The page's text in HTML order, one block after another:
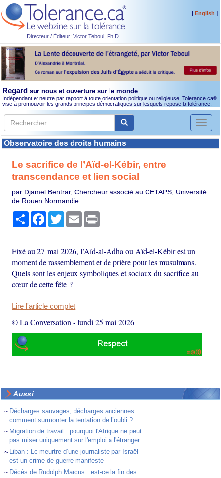
Directeur / Éditeur: Victor Teboul, Ph.D.
[English ]
Regard sur nous et ouverture sur le monde
Indépendant et neutre par rapport à toute orientation politique ou religieuse, Tolerance.ca®
vise à promouvoir les grands principes démocratiques sur lesquels repose la tolérance.
Toggle
Observatoire des droits humains
Le sacrifice de l’Aïd-el-Kébir, entre
transcendance et lien social
par Djamel Bentrar, Chercheur associé au CETAPS, Université
de Rouen Normandie
PartagerFacebook
TwitterEmail
Fixé au 27 mai 2026, l’Aïd-al-Adha ou Aïd-el-Kébir est un
moment de rassemblement et de prière pour les musulmans.
Quels sont les enjeux symboliques et sociaux du sacrifice au
cœur de cette fête ?
Lire l'article complet
© La Conversation -lundi 25 mai 2026
Aussi
~ Décharges sauvages, décharges anciennes :
comment surmonter la tentation de l’oubli ?
~ Migration de travail : pourquoi l'Afrique ne peut
pas miser uniquement sur l'emploi à l'étranger
~ Liban : Le meurtre d’une journaliste par Israël
est un crime de guerre manifeste
~ Décès de Rudolph Marcus : est-ce la fin des